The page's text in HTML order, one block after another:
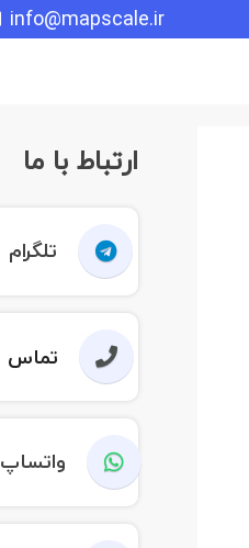
info@mapscale.ir
ارتباط با ما
تلگرام
تماس
واتساپ